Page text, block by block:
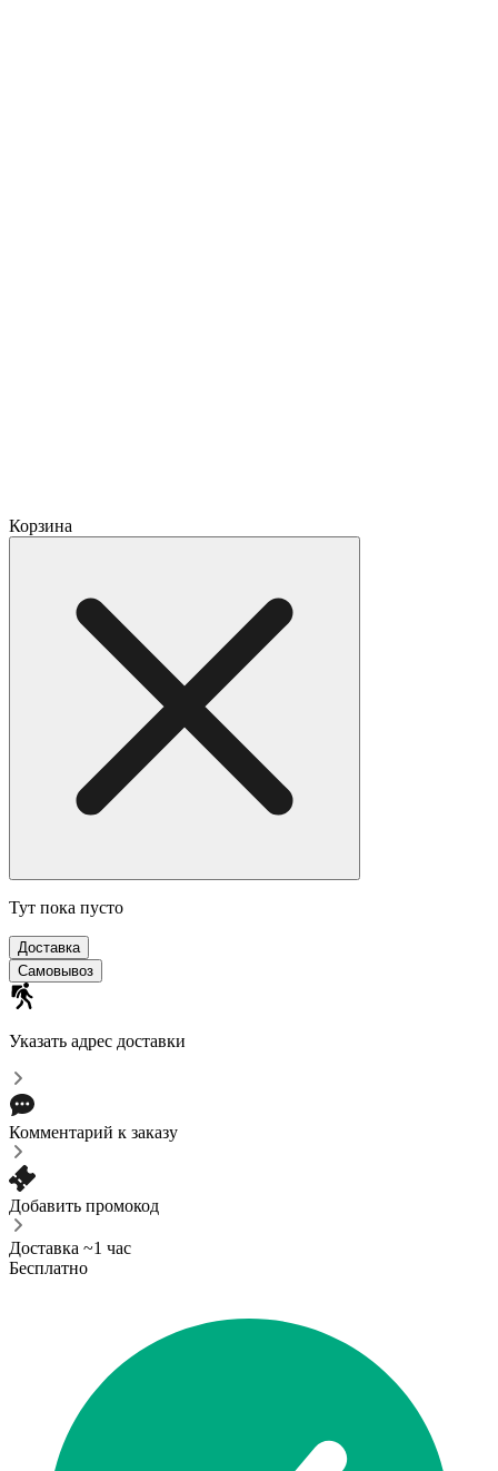
Корзина
Тут пока пусто
Доставка
Самовывоз
Указать адрес доставки
Комментарий к заказу
Добавить промокод
Доставка ~1 час
Бесплатно